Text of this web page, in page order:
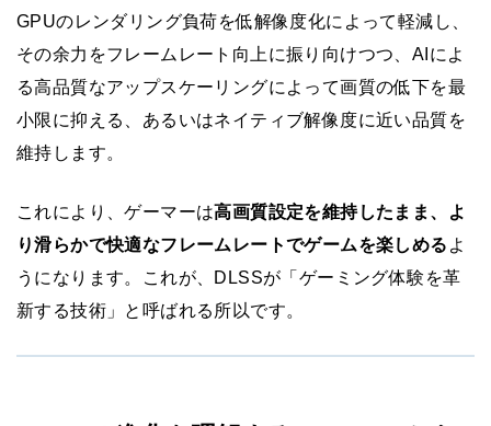
GPUのレンダリング負荷を低解像度化によって軽減し、
その余力をフレームレート向上に振り向けつつ、AIによ
る高品質なアップスケーリングによって画質の低下を最
小限に抑える、あるいはネイティブ解像度に近い品質を
維持します。
これにより、ゲーマーは高画質設定を維持したまま、よ
り滑らかで快適なフレームレートでゲームを楽しめる よ
うになります。これが、DLSSが「ゲーミング体験を革
新する技術」と呼ばれる所以です。